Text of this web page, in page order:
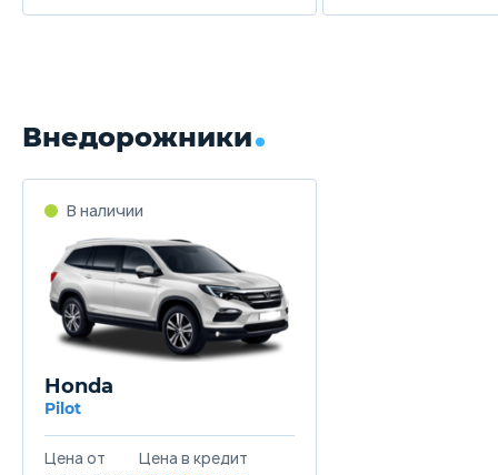
Внедорожники
В наличии
Honda
Pilot
Цена от Цена в кредит